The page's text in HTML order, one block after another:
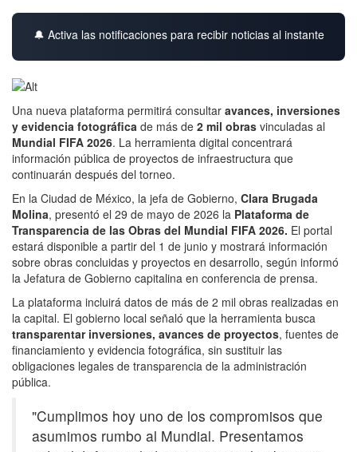
🔔 Activa las notificaciones para recibir noticias al instante
Una nueva plataforma permitirá consultar avances, inversiones
y evidencia fotográfica de más de 2 mil obras vinculadas al
Mundial FIFA 2026. La herramienta digital concentrará
información pública de proyectos de infraestructura que
continuarán después del torneo.
En la Ciudad de México, la jefa de Gobierno, Clara Brugada
Molina, presentó el 29 de mayo de 2026 la Plataforma de
Transparencia de las Obras del Mundial FIFA 2026. El portal
estará disponible a partir del 1 de junio y mostrará información
sobre obras concluidas y proyectos en desarrollo, según informó
la Jefatura de Gobierno capitalina en conferencia de prensa.
La plataforma incluirá datos de más de 2 mil obras realizadas en
la capital. El gobierno local señaló que la herramienta busca
transparentar inversiones, avances de proyectos, fuentes de
financiamiento y evidencia fotográfica, sin sustituir las
obligaciones legales de transparencia de la administración
pública.
"Cumplimos hoy uno de los compromisos que
asumimos rumbo al Mundial. Presentamos